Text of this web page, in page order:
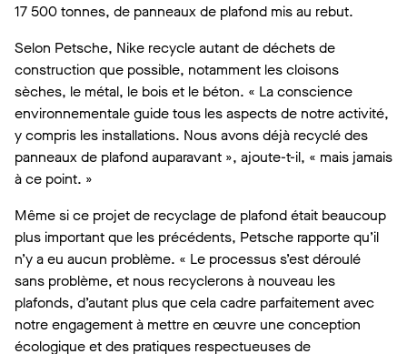
17 500 tonnes, de panneaux de plafond mis au rebut.
Selon Petsche, Nike recycle autant de déchets de
construction que possible, notamment les cloisons
sèches, le métal, le bois et le béton. « La conscience
environnementale guide tous les aspects de notre activité,
y compris les installations. Nous avons déjà recyclé des
panneaux de plafond auparavant », ajoute-t-il, « mais jamais
à ce point. »
Même si ce projet de recyclage de plafond était beaucoup
plus important que les précédents, Petsche rapporte qu’il
n’y a eu aucun problème. « Le processus s’est déroulé
sans problème, et nous recyclerons à nouveau les
plafonds, d’autant plus que cela cadre parfaitement avec
notre engagement à mettre en œuvre une conception
écologique et des pratiques respectueuses de